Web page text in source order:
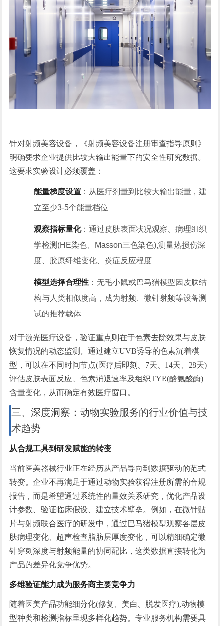
针对射频美容设备，《射频美容设备注册审查指导原则》
明确要求企业提供比较大输出能量下的安全性研究数据。
这要求实验设计必须覆盖：
能量梯度设置 ：从医疗剂量到比较大输出能量，建
立至少3-5个能量档位
观察指标量化：通过皮肤表面状况观察、病理组织
学检测(HE染色、Masson三色染色),测量热损伤深
度、胶原纤维变化、炎症反应程度
模型选择合理性 ：无毛小鼠或巴马猪模型因皮肤结
构与人类相似度高，成为射频、微针射频等设备测
试的推荐载体
对于激光医疗设备，验证重点则在于色素去除效果与皮肤
恢复情况的动态监测。通过建立UVB诱导的色素沉着模
型，可以在不同时间节点(医疗后即刻、7天、14天、28天)
评估皮肤表面反应、色素消退速率及组织TYR(酪氨酸酶)
含量变化，从而确定有效医疗窗口。
三、深度洞察：动物实验服务的行业价值与技
术趋势
从合规工具到研发赋能的转变
当前医美器械行业正在经历从产品导向到数据驱动的范式
转变。企业不再满足于通过动物实验获得注册所需的合规
报告，而是希望通过系统性的量效关系研究，优化产品设
计参数、验证临床假设、建立技术壁垒。例如，在微针贴
片与射频联合医疗的研发中，通过巴马猪模型观察各层皮
肤病理变化、超声检查脂肪层厚度变化，可以精细确定微
针穿刺深度与射频能量的协同配比，这类数据直接转化为
产品的差异化竞争优势。
多维验证能力成为服务商主要竞争力
随着医美产品功能细分化(修复、美白、脱发医疗),动物模
型种类和检测指标呈现多样化趋势。专业服务机构需要具